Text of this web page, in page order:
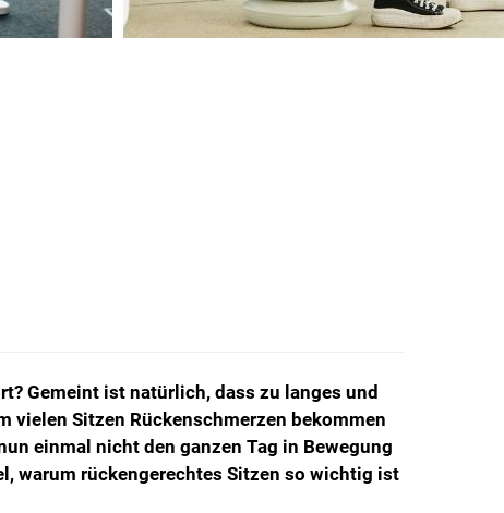
Gemeint ist natürlich, dass zu langes und
vielen Sitzen Rückenschmerzen bekommen
einmal nicht den ganzen Tag in Bewegung
warum rückengerechtes Sitzen so wichtig ist